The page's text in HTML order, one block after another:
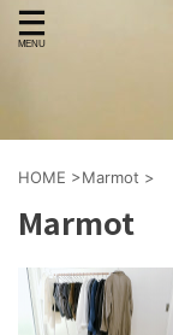
HOME >Marmot >
Marmot